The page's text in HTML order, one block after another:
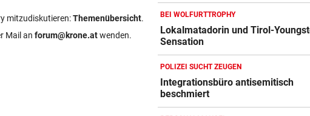
mitzudiskutieren:Themenübersicht.
Mail an forum@krone.atwenden.
BEI WOLFURTTROPHY
Lokalmatadorin und Tirol-
Sensation
POLIZEI SUCHT ZEUGEN
Integrationsbüro antisemitisch
beschmiert